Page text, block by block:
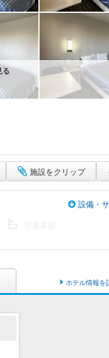
る
施設をクリップ
設備・
ホテル情報を